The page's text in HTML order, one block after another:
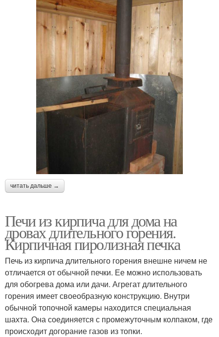
читать дальше →
Печи из кирпича для дома на
дровах длительного горения.
Кирпичная пиролизная печка
Печь из кирпича длительного горения внешне ничем не
отличается от обычной печки. Ее можно использовать
для обогрева дома или дачи. Агрегат длительного
горения имеет своеобразную конструкцию. Внутри
обычной топочной камеры находится специальная
шахта. Она соединяется с промежуточным колпаком, где
происходит догорание газов из топки.